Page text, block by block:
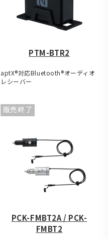
PTM-BTR2
aptX®対応Bluetooth®オーディオ
レシーバー
販売終了
PCK-FMBT2A / PCK-
FMBT2